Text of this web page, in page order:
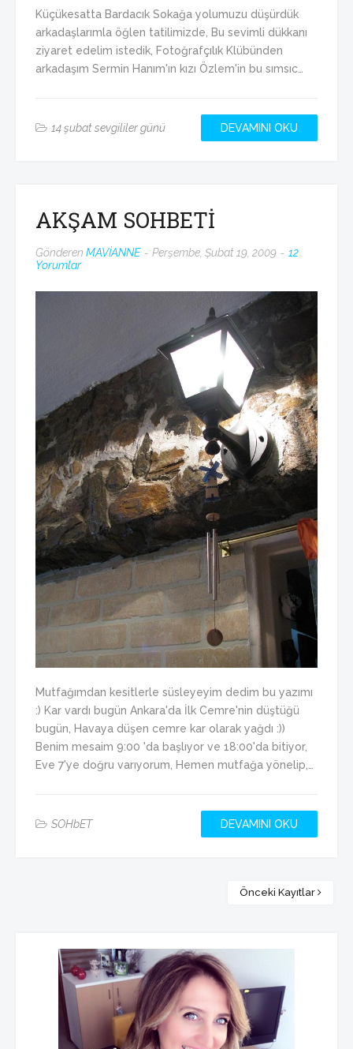
Küçükesatta Bardacık Sokağa yolumuzu düşürdük
arkadaşlarımla öğlen tatilimizde, Bu sevimli dükkanı
ziyaret edelim istedik, Fotoğrafçılık Klübünden
arkadaşım Sermin Hanım'ın kızı Özlem'in bu sımsıc…
14 şubat sevgililer günü DEVAMINI OKU
AKŞAM SOHBETİ
Gönderen MAVİANNE Perşembe, Şubat 19, 2009
12
Yorumlar
Mutfağımdan kesitlerle süsleyeyim dedim bu yazımı
:) Kar vardı bugün Ankara'da İlk Cemre'nin düştüğü
bugün, Havaya düşen cemre kar olarak yağdı :))
Benim mesaim 9:00 'da başlıyor ve 18:00'da bitiyor,
Eve 7'ye doğru varıyorum, Hemen mutfağa yönelip,…
SOHbET DEVAMINI OKU
Önceki Kayıtlar